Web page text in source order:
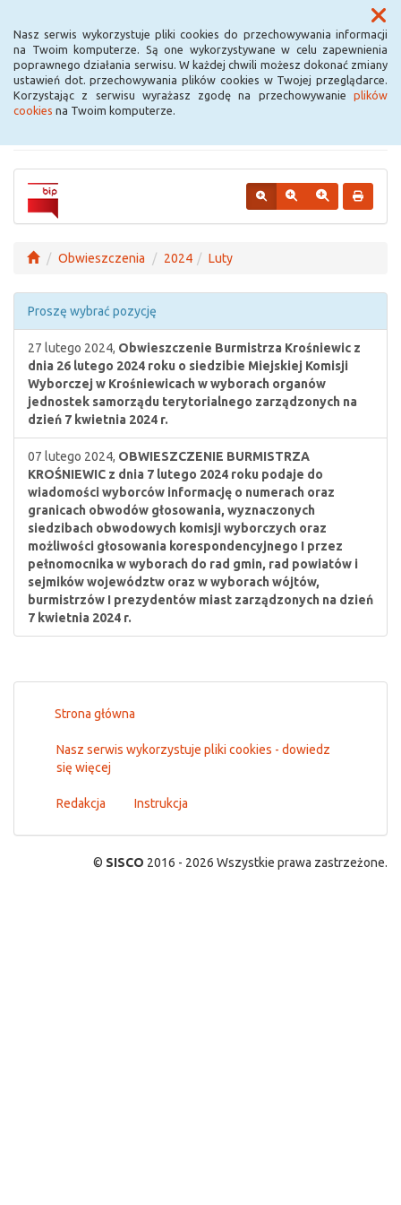
Nasz serwis wykorzystuje pliki cookies do przechowywania informacji
na Twoim komputerze. Są one wykorzystywane w celu zapewnienia
poprawnego działania serwisu. W każdej chwili możesz dokonać zmiany
ustawień dot. przechowywania plików cookies w Twojej przeglądarce.
Korzystając z serwisu wyrażasz zgodę na przechowywanie plików
cookies na Twoim komputerze.
Menu
Urząd Miejski w
Krośniewicach
Obwieszczenia 2024 Luty
Proszę wybrać pozycję
27 lutego 2024, Obwieszczenie Burmistrza Krośniewic z
dnia 26 lutego 2024 roku o siedzibie Miejskiej Komisji
Wyborczej w Krośniewicach w wyborach organów
jednostek samorządu terytorialnego zarządzonych na
dzień 7 kwietnia 2024 r.
07 lutego 2024, OBWIESZCZENIE BURMISTRZA
KROŚNIEWIC z dnia 7 lutego 2024 roku podaje do
wiadomości wyborców informację o numerach oraz
granicach obwodów głosowania, wyznaczonych
siedzibach obwodowych komisji wyborczych oraz
możliwości głosowania korespondencyjnego I przez
pełnomocnika w wyborach do rad gmin, rad powiatów i
sejmików województw oraz w wyborach wójtów,
burmistrzów I prezydentów miast zarządzonych na dzień
7 kwietnia 2024 r.
Strona główna
Nasz serwis wykorzystuje pliki cookies - dowiedz
się więcej
Redakcja Instrukcja
© SISCO 2016 - 2026 Wszystkie prawa zastrzeżone.